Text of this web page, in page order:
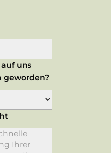
uns
geworden?